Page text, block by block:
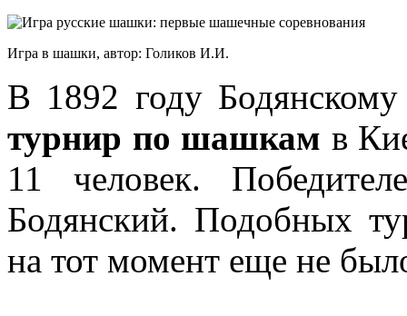
Игра в шашки, автор: Голиков И.И.
В 1892 году Бодянскому
турнир по шашкам в
11 человек.
Бодянский. Подобных
на тот момент еще не